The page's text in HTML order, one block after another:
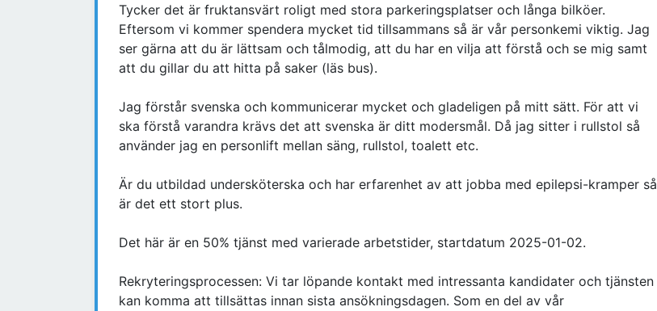
Tycker det är fruktansvärt roligt med stora parkeringsplatser och långa bilköer.
Eftersom vi kommer spendera mycket tid tillsammans så är vår personkemi viktig. Jag
ser gärna att du är lättsam och tålmodig, att du har en vilja att förstå och se mig samt
att du gillar du att hitta på saker (läs bus).
Jag förstår svenska och kommunicerar mycket och gladeligen på mitt sätt. För att vi
ska förstå varandra krävs det att svenska är ditt modersmål. Då jag sitter i rullstol så
använder jag en personlift mellan säng, rullstol, toalett etc.
Är du utbildad undersköterska och har erfarenhet av att jobba med epilepsi-kramper så
är det ett stort plus.
Det här är en 50% tjänst med varierade arbetstider, startdatum 2025-01-02.
Rekryteringsprocessen: Vi tar löpande kontakt med intressanta kandidater och tjänsten
kan komma att tillsättas innan sista ansökningsdagen. Som en del av vår